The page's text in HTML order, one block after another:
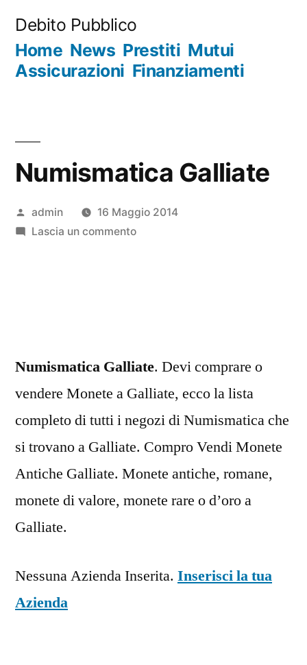
contenuto
Debito Pubblico
Home News Prestiti Mutui
Assicurazioni Finanziamenti
Numismatica Galliate
Pubblicato
da
admin
16 Maggio 2014
Lascia un commentosu
Numismatica Galliate. Devi comprare o
vendere Monete a Galliate, ecco la lista
completo di tutti i negozi di Numismatica che
si trovano a Galliate. Compro Vendi Monete
Antiche Galliate. Monete antiche, romane,
monete di valore, monete rare o d’oro a
Galliate.
Nessuna Azienda Inserita. Inserisci la tua
Azienda